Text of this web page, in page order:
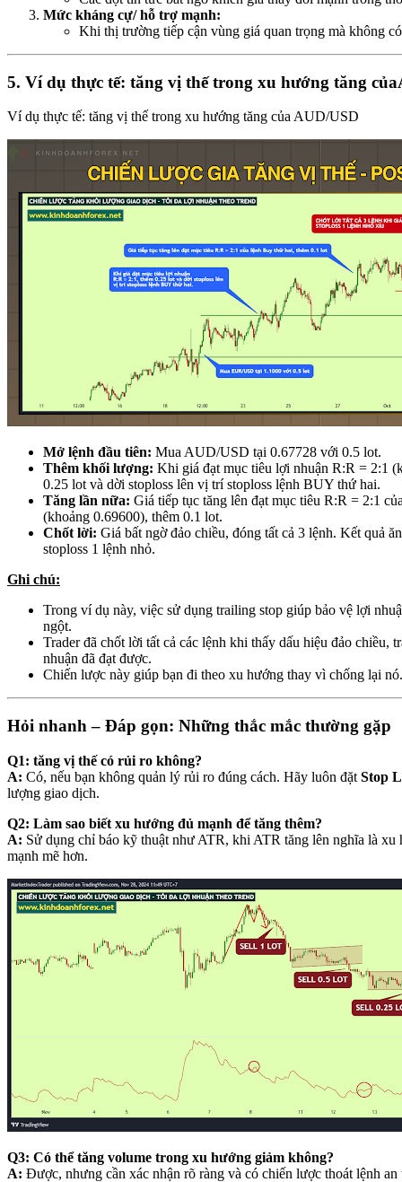
Mức kháng cự/ hỗ trợ mạnh:
Khi thị trường tiếp cận vùng giá quan trọng mà không
5. Ví dụ thực tế: tăng vị thế trong xu hướng tăng
Ví dụ thực tế: tăng vị thế trong xu hướng tăng của AUD/USD
Mở lệnh đầu tiên: Mua AUD/USD tại 0.67728 với 0.5 lot.
Thêm khối lượng: Khi giá đạt mục tiêu lợi nhuận R:R = 2:1
0.25 lot và dời stoploss lên vị trí stoploss lệnh BUY thứ hai.
Tăng lần nữa: Giá tiếp tục tăng lên đạt mục tiêu R:R = 2:1
(khoảng 0.69600), thêm 0.1 lot.
Chốt lời: Giá bất ngờ đảo chiều, đóng tất cả 3 lệnh. Kết quả
stoploss 1 lệnh nhỏ.
Ghi chú:
Trong ví dụ này, việc sử dụng trailing stop giúp bảo vệ lợi
ngột.
Trader đã chốt lời tất cả các lệnh khi thấy dấu hiệu đảo chiều,
nhuận đã đạt được.
Chiến lược này giúp bạn đi theo xu hướng thay vì chống lại nó.
Hỏi nhanh – Đáp gọn: Những thắc mắc thường gặp
Q1: tăng vị thế có rủi ro không?
A: Có, nếu bạn không quản lý rủi ro đúng cách. Hãy luôn đặt Stop
lượng giao dịch.
Q2: Làm sao biết xu hướng đủ mạnh để tăng thêm?
A: Sử dụng chỉ báo kỹ thuật như ATR, khi ATR tăng lên nghĩa là xu
mạnh mẽ hơn.
Q3: Có thể tăng volume trong xu hướng giảm không?
A: Được, nhưng cần xác nhận rõ ràng và có chiến lược thoát lệnh an